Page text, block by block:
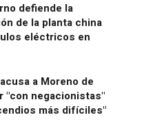
defiende la
de la planta china
eléctricos en
a Moreno de
"con negacionistas"
más difíciles"